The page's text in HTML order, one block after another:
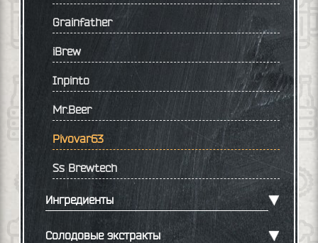
Grainfather
iBrew
Inpinto
Mr.Beer
Pivovar63
Ss Brewtech
Ингредиенты
Солодовые экстракты